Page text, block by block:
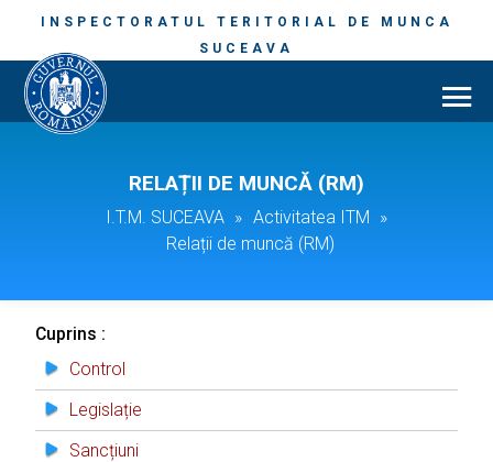
INSPECTORATUL TERITORIAL DE MUNCA
SUCEAVA
RELAȚII DE MUNCĂ (RM)
I.T.M. SUCEAVA » Activitatea ITM »
Relații de muncă (RM)
Cuprins :
Control
Legislație
Sancțiuni